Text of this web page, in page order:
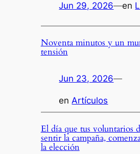
Jun 29, 2026—en
Noventa minutos y un
tensión
Jun 23, 2026—
enArtículos
El día que tus voluntarios
sentir la campaña,
la elección